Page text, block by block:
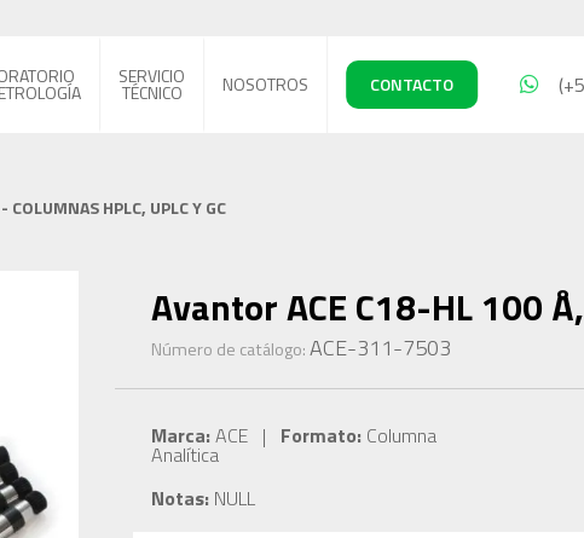
SERVICIO
TÉCNICO NOSOTROS CONTACTO
COLUMNAS HPLC, UPLC Y GC
Avantor ACE C18-HL 100
Número de catálogo:ACE-311-7503
Marca:ACE | Formato:Columna
Analítica
Notas:NULL